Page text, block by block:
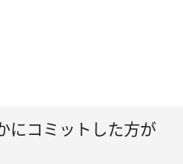
にコミットした方が